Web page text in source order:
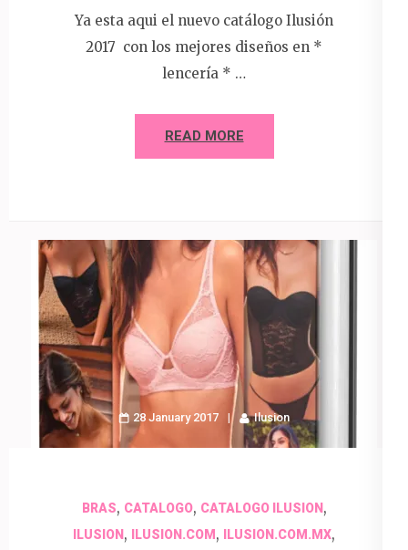
Ya esta aqui el nuevo catálogo Ilusión
2017 con los mejores diseños en *
lencería * …
READ MORE
28 January 2017 Ilusion
BRAS, CATALOGO, CATALOGO ILUSION,
ILUSION, ILUSION.COM, ILUSION.COM.MX,